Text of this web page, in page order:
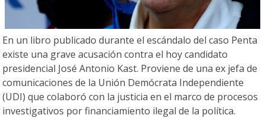
En un libro publicado durante el escándalo del caso Penta
existe una grave acusación contra el hoy candidato
presidencial José Antonio Kast. Proviene de una ex jefa de
comunicaciones de la Unión Demócrata Independiente
(UDI) que colaboró con la justicia en el marco de procesos
investigativos por financiamiento ilegal de la política.